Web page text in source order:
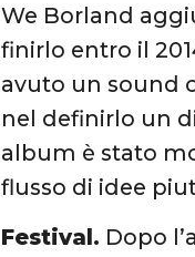
We Borland
finirlo entro il
avuto un sound
nel definirlo un
album è stato
flusso di idee
Festival. Dopo